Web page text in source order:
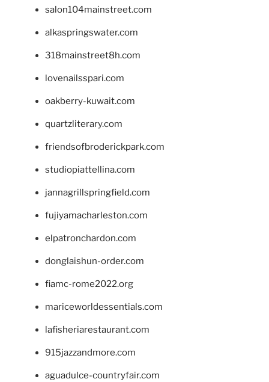
salon104mainstreet.com
alkaspringswater.com
318mainstreet8h.com
lovenailsspari.com
oakberry-kuwait.com
quartzliterary.com
friendsofbroderickpark.com
studiopiattellina.com
jannagrillspringfield.com
fujiyamacharleston.com
elpatronchardon.com
donglaishun-order.com
fiamc-rome2022.org
mariceworldessentials.com
lafisheriarestaurant.com
915jazzandmore.com
aguadulce-countryfair.com